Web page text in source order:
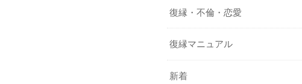
復縁・不倫・恋愛
復縁マニュアル
新着